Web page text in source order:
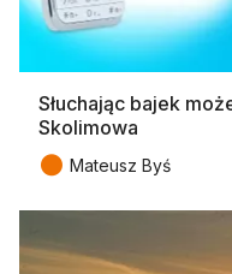
Słuchając bajek
Skolimowa
● Mateusz Byś